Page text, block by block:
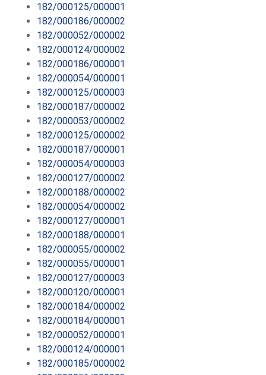
182/000125/000001
182/000186/000002
182/000052/000002
182/000124/000002
182/000186/000001
182/000054/000001
182/000125/000003
182/000187/000002
182/000053/000002
182/000125/000002
182/000187/000001
182/000054/000003
182/000127/000002
182/000188/000002
182/000054/000002
182/000127/000001
182/000188/000001
182/000055/000002
182/000055/000001
182/000127/000003
182/000120/000001
182/000184/000002
182/000184/000001
182/000052/000001
182/000124/000001
182/000185/000002